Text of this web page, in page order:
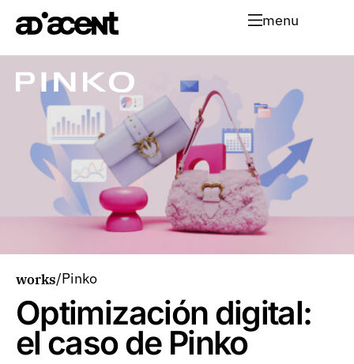
menu
works/Pinko
Optimización digital:
el caso de Pinko